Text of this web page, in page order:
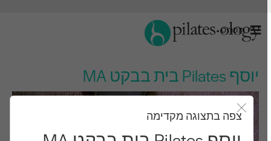
תַפרִיט
יוסף Pilates בית בבקט MA
סגור את מודאל
צפה בתצוגה מקדימה